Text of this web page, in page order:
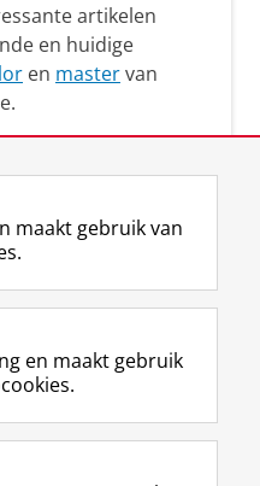
artikelen
en huidige
en mastervan
F
a
e
b
o
L
i
k
e
I
R
S
-
f
e
I
n
t
r
Y
o
T
e
maakt gebruik van
en maakt gebruik